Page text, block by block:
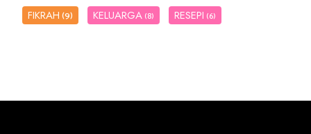
FIKRAH(9) KELUARGA (8) RESEPI (6)